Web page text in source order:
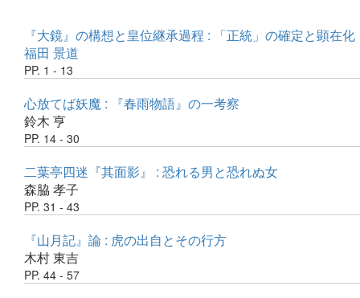
『大鏡』の構想と皇位継承過程 : 「正統」の確定と顕在化
福田 景道
PP. 1 - 13
心放てば妖魔 : 『春雨物語』の一考察
鈴木 亨
PP. 14 - 30
二葉亭四迷『其面影』 : 恐れる男と恐れぬ女
森脇 孝子
PP. 31 - 43
『山月記』論 : 虎の出自とその行方
木村 東吉
PP. 44 - 57